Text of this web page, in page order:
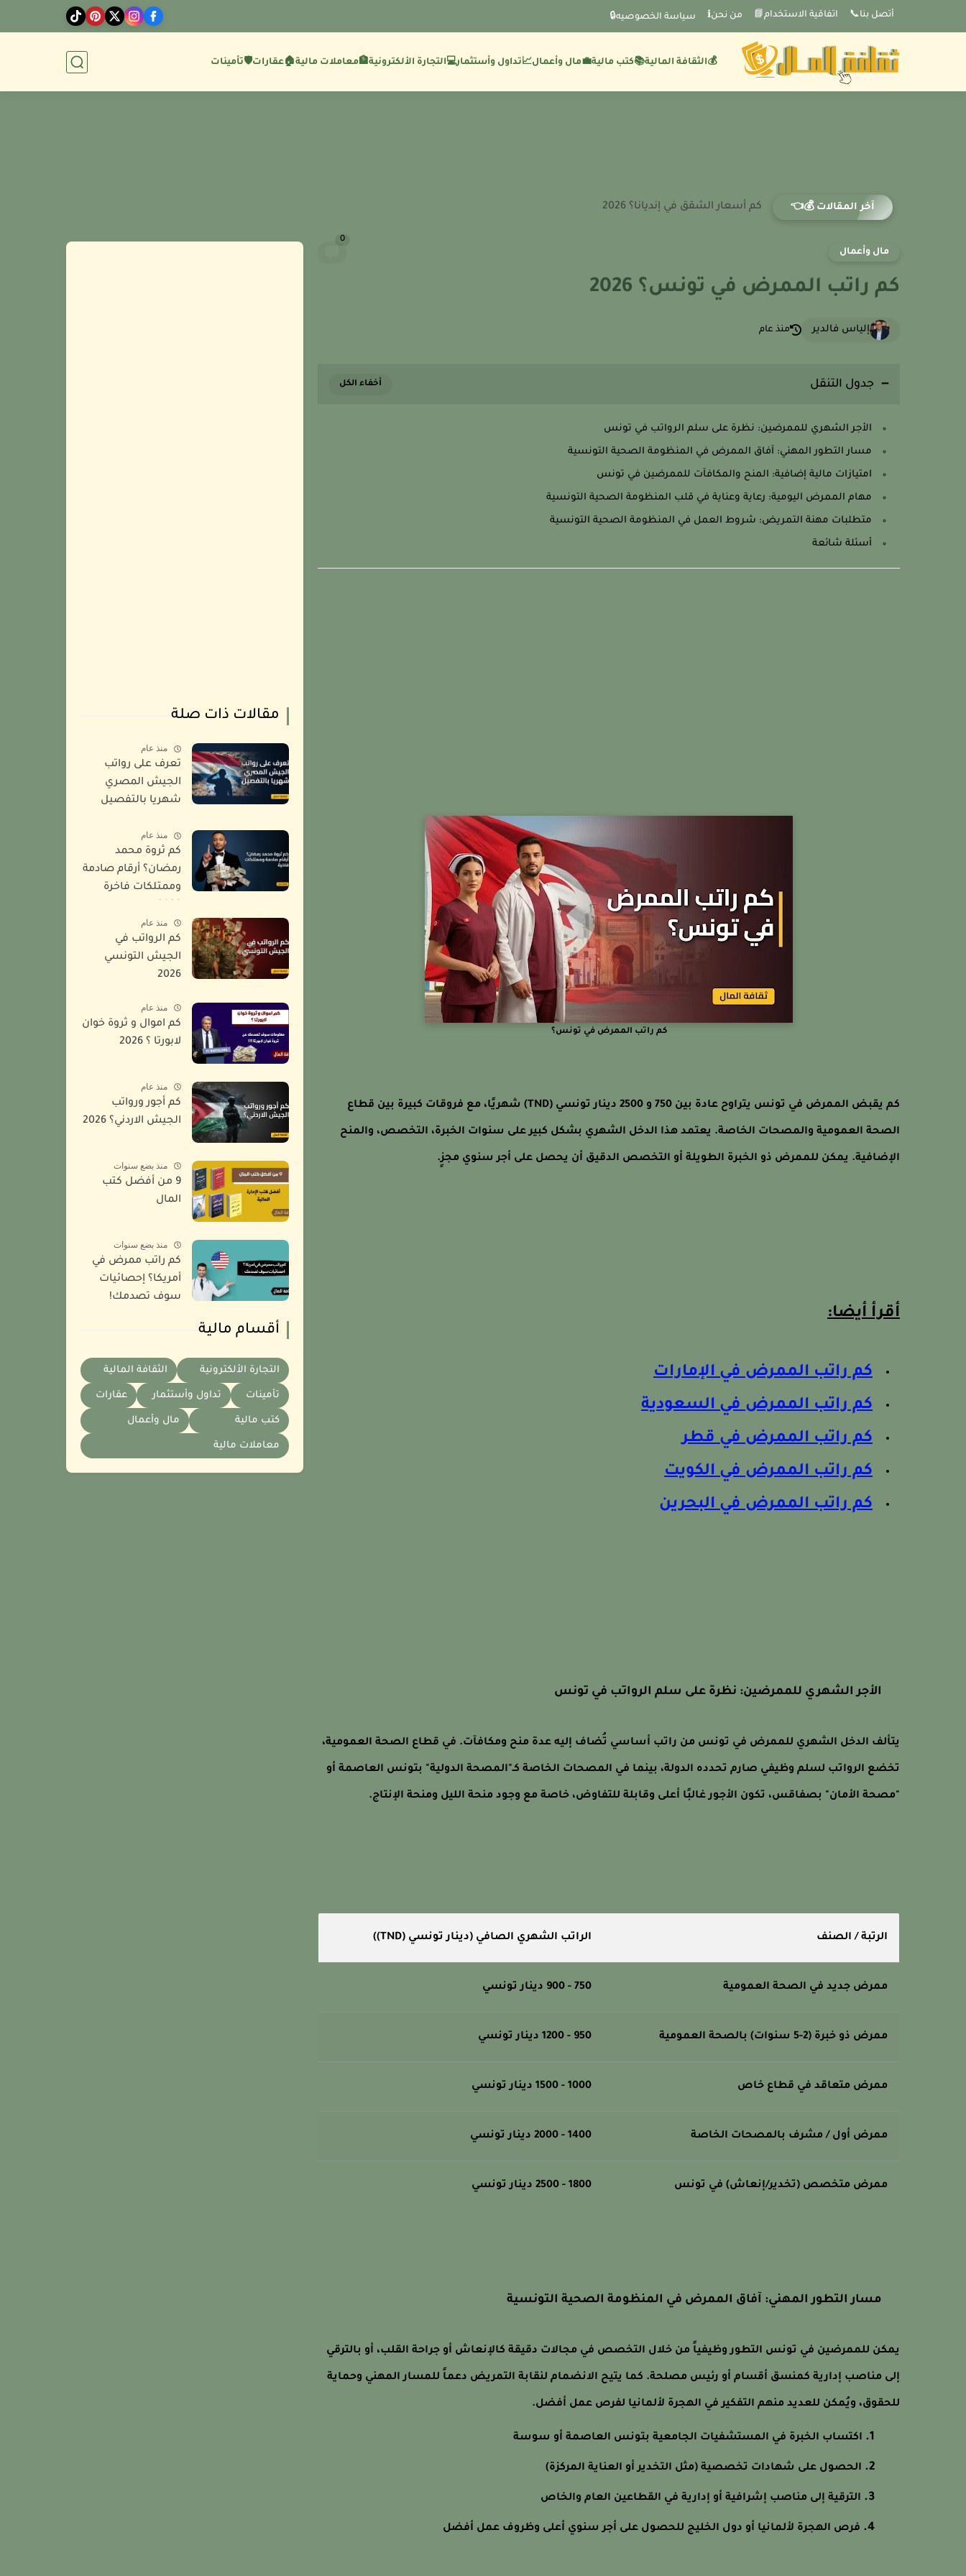
أتصل بنا📞 اتفاقية الاستخدام📘 من نحنℹ️ سياسة الخصوصيه🔒
💰الثقافة المالية📚كتب مالية💼مال وأعمال📈تداول وأستثمار💻التجارة الألكترونية🏦معاملات مالية🏠عقارات🛡️تأمينات
آخر المقالات 💰👈 كم أسعار الشقق في إنديانا؟ 2026
مال وأعمال
0
كم راتب الممرض في تونس؟ 2026
إلياس فالدير منذ عام
جدول التنقل
الأجر الشهري للممرضين: نظرة على سلم الرواتب في تونس
مسار التطور المهني: آفاق الممرض في المنظومة الصحية التونسية
امتيازات مالية إضافية: المنح والمكافآت للممرضين في تونس
مهام الممرض اليومية: رعاية وعناية في قلب المنظومة الصحية التونسية
متطلبات مهنة التمريض: شروط العمل في المنظومة الصحية التونسية
أسئلة شائعة
كم راتب الممرض في تونس؟
كم يقبض الممرض في تونس يتراوح عادة بين 750 و 2500 دينار تونسي (TND) شهريًا، مع فروقات كبيرة بين قطاع
الصحة العمومية والمصحات الخاصة. يعتمد هذا الدخل الشهري بشكل كبير على سنوات الخبرة، التخصص، والمنح
الإضافية. يمكن للممرض ذو الخبرة الطويلة أو التخصص الدقيق أن يحصل على أجر سنوي مجزٍ.
أقرأ أيضا:
كم راتب الممرض في الإمارات
كم راتب الممرض في السعودية
كم راتب الممرض في قطر
كم راتب الممرض في الكويت
كم راتب الممرض في البحرين
الأجر الشهري للممرضين: نظرة على سلم الرواتب في تونس
يتألف الدخل الشهري للممرض في تونس من راتب أساسي تُضاف إليه عدة منح ومكافآت. في قطاع الصحة العمومية،
تخضع الرواتب لسلم وظيفي صارم تحدده الدولة، بينما في المصحات الخاصة كـ"المصحة الدولية" بتونس العاصمة أو
"مصحة الأمان" بصفاقس، تكون الأجور غالبًا أعلى وقابلة للتفاوض، خاصة مع وجود منحة الليل ومنحة الإنتاج.
الرتبة / الصنف الراتب الشهري الصافي (دينار تونسي (TND))
ممرض جديد في الصحة العمومية 750 - 900 دينار تونسي
ممرض ذو خبرة (2-5 سنوات) بالصحة العمومية 950 - 1200 دينار تونسي
ممرض متعاقد في قطاع خاص 1000 - 1500 دينار تونسي
ممرض أول / مشرف بالمصحات الخاصة 1400 - 2000 دينار تونسي
ممرض متخصص (تخدير/إنعاش) في تونس 1800 - 2500 دينار تونسي
مسار التطور المهني: آفاق الممرض في المنظومة الصحية التونسية
يمكن للممرضين في تونس التطور وظيفياً من خلال التخصص في مجالات دقيقة كالإنعاش أو جراحة القلب، أو بالترقي
إلى مناصب إدارية كمنسق أقسام أو رئيس مصلحة. كما يتيح الانضمام لنقابة التمريض دعماً للمسار المهني وحماية
للحقوق، ويُمكن للعديد منهم التفكير في الهجرة لألمانيا لفرص عمل أفضل.
اكتساب الخبرة في المستشفيات الجامعية بتونس العاصمة أو سوسة
الحصول على شهادات تخصصية (مثل التخدير أو العناية المركزة)
الترقية إلى مناصب إشرافية أو إدارية في القطاعين العام والخاص
فرص الهجرة لألمانيا أو دول الخليج للحصول على أجر سنوي أعلى وظروف عمل أفضل
مقالات ذات صلة
منذ عام
تعرف على رواتب
الجيش المصري
شهريا بالتفصيل
منذ عام
كم ثروة محمد
رمضان؟ أرقام صادمة
وممتلكات فاخرة
منذ عام
كم الرواتب في
الجيش التونسي
2026
منذ عام
كم اموال و ثروة خوان
لابورتا ؟ 2026
منذ عام
كم أجور ورواتب
الجيش الاردني؟ 2026
منذ بضع سنوات
9 من أفضل كتب
المال
منذ بضع سنوات
كم راتب ممرض في
أمريكا؟ إحصائيات
سوف تصدمك!
أقسام مالية
التجارة الألكترونية الثقافة المالية
تأمينات تداول وأستثمار عقارات
كتب مالية مال وأعمال
معاملات مالية